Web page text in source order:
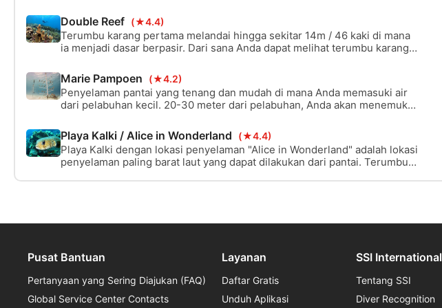
dipenuhi dengan kehidupan laut dan sekarang ditutupi dengan spons dan
pertumbuhan karang.
Double Reef (★4.4)
Terumbu karang pertama melandai hingga sekitar 14m / 46 kaki di mana
ia menjadi dasar berpasir. Dari sana Anda dapat melihat terumbu karang
m / 100 kaki dan lebih dalam.
Marie Pampoen (★4.2)
Penyelaman pantai yang tenang dan mudah di mana Anda memasuki air
dari pelabuhan kecil. 20-30 meter dari pelabuhan, Anda akan menemukan
dibuang, derek, dan banyak lagi rongsokan lainnya. Terkadang ikan tarpon
besar berkeliaran di sini.
Playa Kalki / Alice in Wonderland (★4.4)
Playa Kalki dengan lokasi penyelaman "Alice in Wonderland" adalah lokasi
penyelaman paling barat laut yang dapat dilakukan dari pantai. Terumbu
Pusat Bantuan
Pertanyaan yang Sering Diajukan (FAQ)
Global Service Center Contacts
Layanan
Daftar Gratis
Unduh Aplikasi
SSI International
Tentang SSI
Diver Recognition